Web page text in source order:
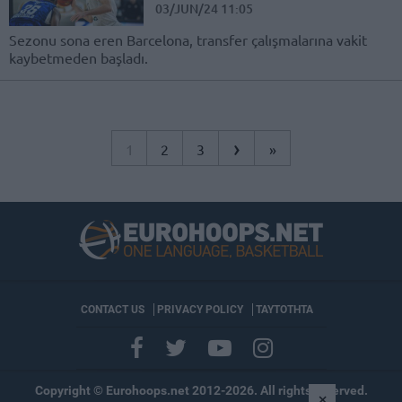
03/JUN/24 11:05
Sezonu sona eren Barcelona, transfer çalışmalarına vakit
kaybetmeden başladı.
1 2 3 › »
CONTACT US PRIVACY POLICY ΤΑΥΤΟΤΗΤΑ
Copyright © Eurohoops.net 2012-2026. All rights reserved.
×